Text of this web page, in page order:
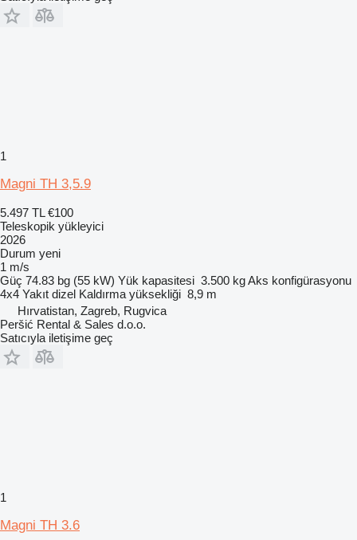
1
Magni TH 3,5.9
5.497 TL €100
Teleskopik yükleyici
2026
Durum yeni
1 m/s
Güç 74.83 bg (55 kW) Yük kapasitesi 3.500 kgAks konfigürasyonu
4x4 Yakıt dizel Kaldırma yüksekliği 8,9 m
Hırvatistan, Zagreb, Rugvica
Peršić Rental & Sales d.o.o.
Satıcıyla iletişime geç
1
Magni TH 3.6